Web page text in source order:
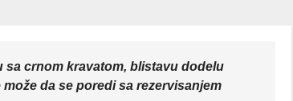
crnom kravatom, blistavu dodelu
da se poredi sa rezervisanjem